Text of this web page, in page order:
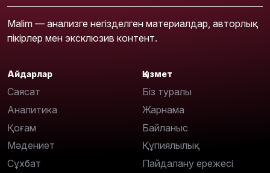
Malim — анализге негізделген материалдар, авторлық
пікірлер мен эксклюзив контент.
Айдарлар
Саясат
Аналитика
Қоғам
Мәдениет
Сұхбат
Қызмет
Біз туралы
Жарнама
Байланыс
Құпиялылық
Пайдалану ережесі